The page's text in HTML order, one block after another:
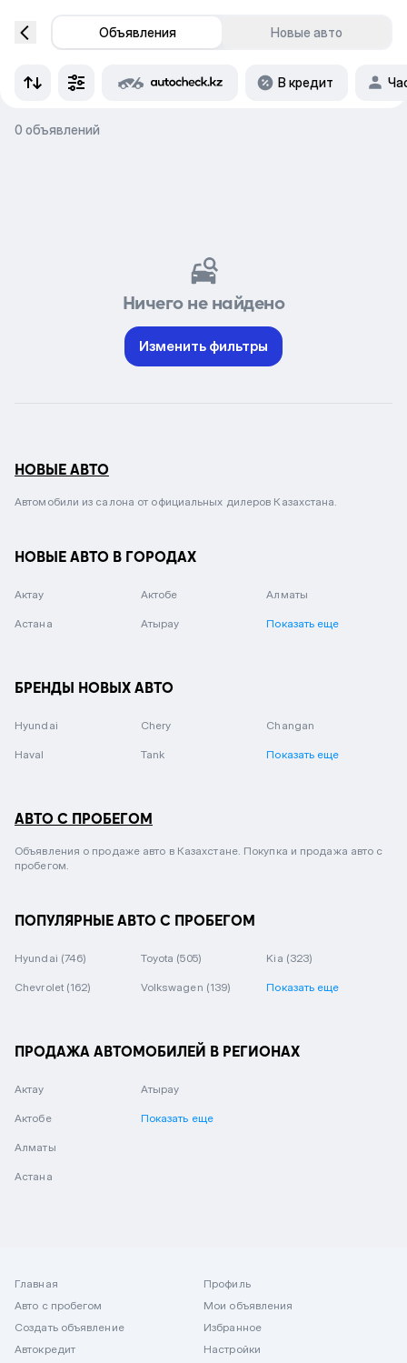
Объявления Новые авто
В кредит
0 объявлений
Ничего не найдено
Изменить фильтры
НОВЫЕ АВТО
Автомобили из салона от официальных дилеров Казахстана.
НОВЫЕ АВТО В ГОРОДАХ
Актау Актобе Алматы
Астана Атырау Показать еще
БРЕНДЫ НОВЫХ АВТО
Hyundai Chery Changan
Haval Tank Показать еще
АВТО С ПРОБЕГОМ
Объявления о продаже авто в Казахстане. Покупка и продажа авто с
пробегом.
ПОПУЛЯРНЫЕ АВТО С ПРОБЕГОМ
Hyundai (746) Toyota (505) Kia (323)
Chevrolet (162) Volkswagen (139) Показать еще
ПРОДАЖА АВТОМОБИЛЕЙ В РЕГИОНАХ
Актау
Актобе
Алматы
Астана
Атырау
Показать еще
Главная
Авто с пробегом
Создать объявление
Автокредит
Профиль
Мои объявления
Избранное
Настройки